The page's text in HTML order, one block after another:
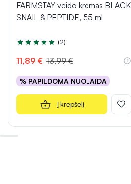
FARMSTAY veido kremas BLACK
SNAIL & PEPTIDE, 55 ml
Įvertinimas 4.5 iš 5
(2)
11,89 € 13,99 €
% PAPILDOMA NUOLAIDA
Į krepšelį